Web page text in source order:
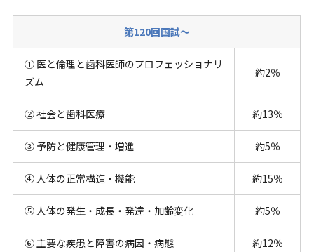
第120回国試～
① 医と倫理と歯科医師のプロフェッショナリ
ズム
約2％
② 社会と歯科医療 約13％
③ 予防と健康管理・増進 約5％
④ 人体の正常構造・機能 約15％
⑤ 人体の発生・成長・発達・加齢変化 約5％
⑥ 主要な疾患と障害の病因・病態 約12％